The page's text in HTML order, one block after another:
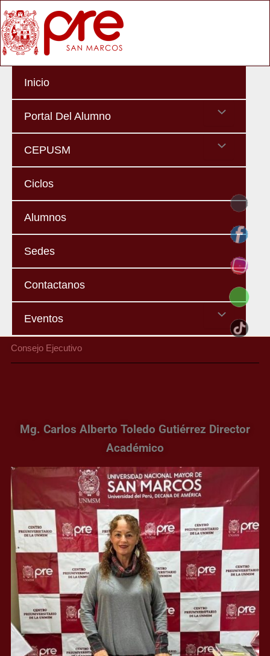
to
content
Inicio
Portal Del Alumno Menu
CEPUSM Menu
Ciclos
Alumnos
Sedes
Contactanos
Eventos Menu
Toggle
Consejo Ejecutivo
Mg. Carlos Alberto Toledo Gutiérrez Director
Académico